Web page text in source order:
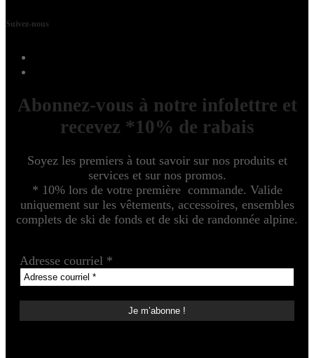
Suivez-nous
Abonnez-vous à notre infolettre et
recevez *10% de rabais
Soyez les premiers à tout savoir sur nos produits et
services et sur nos promos.
* 10% lors de votre première commande. Valide
uniquement sur les vêtements, accessoires, ensembles
complets de ski de fonds et de ski de randonnée alpine.
Adresse courriel *